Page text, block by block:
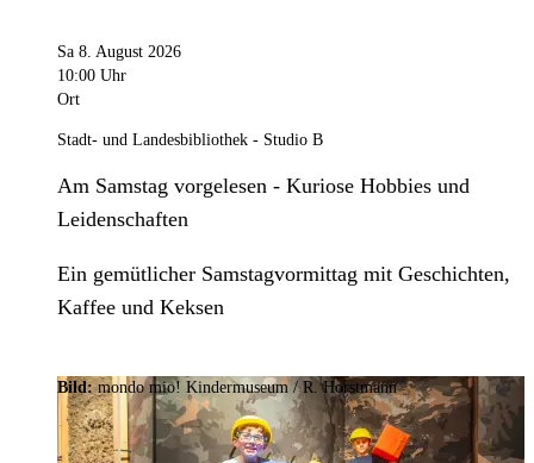
Sa 8. August 2026
10:00 Uhr
Ort
Stadt- und Landesbibliothek - Studio B
Am Samstag vorgelesen - Kuriose Hobbies und
Leidenschaften
Ein gemütlicher Samstagvormittag mit Geschichten,
Kaffee und Keksen
Bild:mondo mio! Kindermuseum / R. Horstmann